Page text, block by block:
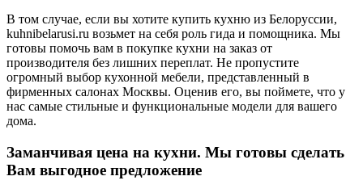
В том случае, если вы хотите купить кухню из Белоруссии,
kuhnibelarusi.ru возьмет на себя роль гида и помощника. Мы
готовы помочь вам в покупке кухни на заказ от
производителя без лишних переплат. Не пропустите
огромный выбор кухонной мебели, представленный в
фирменных салонах Москвы. Оценив его, вы поймете, что у
нас самые стильные и функциональные модели для вашего
дома.
Заманчивая цена на кухни. Мы готовы сделать
Вам выгодное предложение